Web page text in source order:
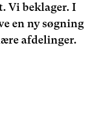
Vi beklager. I
en ny søgning
afdelinger.